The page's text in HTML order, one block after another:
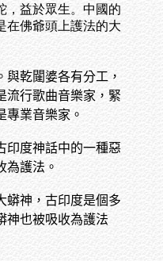
，益於眾生。中國的
在佛爺頭上護法的大
與乾闥婆各有分工，
流行歌曲音樂家，緊
專業音樂家。
印度神話中的一種惡
為護法。
蟒神，古印度是個多
神也被吸收為護法